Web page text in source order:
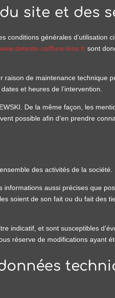
site et des
conditions générales d’utilisation
coiffure-lens.fr sont
de maintenance technique
et heures de l’intervention.
De la même façon, les
possible afin d’en prendre
des activités de la société.
informations aussi précises que
soient de son fait ou du fait des
indicatif, et sont susceptibles
réserve de modifications ayant